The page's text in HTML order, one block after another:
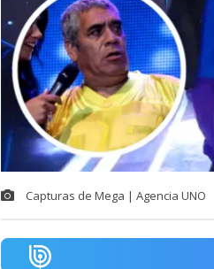
Capturas de Mega | Agencia UNO